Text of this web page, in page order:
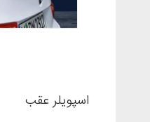
اسپویلر عقب